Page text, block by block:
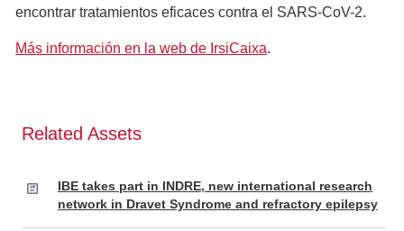
encontrar tratamientos eficaces contra el SARS-CoV-2.
Más información en la web de IrsiCaixa.
Related Assets
IBE takes part in INDRE, new international research
network in Dravet Syndrome and refractory epilepsy